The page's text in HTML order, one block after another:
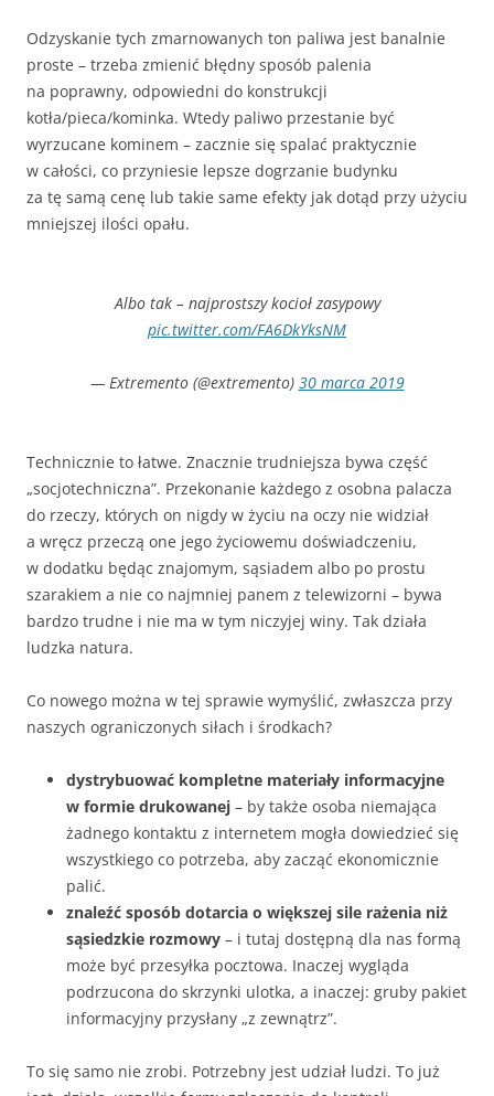
Odzyskanie tych zmarnowanych ton paliwa jest banalnie
proste – trzeba zmienić błędny sposób palenia
na poprawny, odpowiedni do konstrukcji
kotła/pieca/kominka. Wtedy paliwo przestanie być
wyrzucane kominem – zacznie się spalać praktycznie
w całości, co przyniesie lepsze dogrzanie budynku
za tę samą cenę lub takie same efekty jak dotąd przy użyciu
mniejszej ilości opału.
Albo tak – najprostszy kocioł zasypowy
pic.twitter.com/FA6DkYksNM
— Extremento (@extremento) 30 marca 2019
Technicznie to łatwe. Znacznie trudniejsza bywa część
„socjotechniczna”. Przekonanie każdego z osobna palacza
do rzeczy, których on nigdy w życiu na oczy nie widział
a wręcz przeczą one jego życiowemu doświadczeniu,
w dodatku będąc znajomym, sąsiadem albo po prostu
szarakiem a nie co najmniej panem z telewizorni – bywa
bardzo trudne i nie ma w tym niczyjej winy. Tak działa
ludzka natura.
Co nowego można w tej sprawie wymyślić, zwłaszcza przy
naszych ograniczonych siłach i środkach?
dystrybuować kompletne materiały informacyjne
w formie drukowanej – by także osoba niemająca
żadnego kontaktu z internetem mogła dowiedzieć się
wszystkiego co potrzeba, aby zacząć ekonomicznie
palić.
znaleźć sposób dotarcia o większej sile rażenia niż
sąsiedzkie rozmowy – i tutaj dostępną dla nas formą
może być przesyłka pocztowa. Inaczej wygląda
podrzucona do skrzynki ulotka, a inaczej: gruby pakiet
informacyjny przysłany „z zewnątrz”.
To się samo nie zrobi. Potrzebny jest udział ludzi. To już